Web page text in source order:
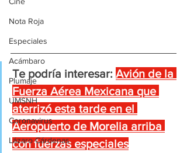
Nota Roja
Especiales
Acámbaro
Plumaje
UMSNH
Coronavirus
Lázaro Cárdenas
Te podría interesar: Avión de la
Fuerza Aérea Mexicana que
aterrizó esta tarde en el
Aeropuerto de Morelia arriba
con fuerzas especiales